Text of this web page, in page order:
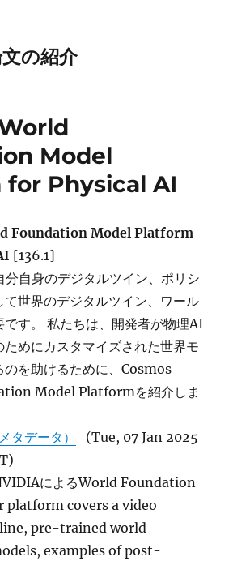
の紹介
Model
Physical AI
Foundation Model Platform
[136.1]
自身のデジタルツイン、ポリシ
て世界のデジタルツイン、ワール
です。 私たちは、開発者が物理AI
ためにカスタマイズされた世界モ
のを助けるために、Cosmos
Model Platformを紹介しま
タデータ）
(Tue, 07 Jan 2025
によるWorld Foundation
platform covers a video
pre-trained world
examples of post-